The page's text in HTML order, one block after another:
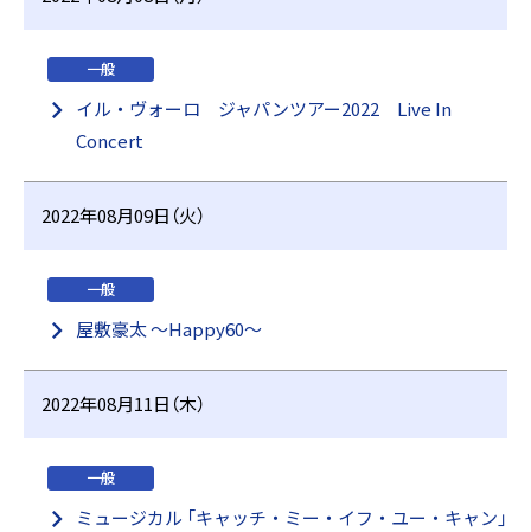
一般
イル・ヴォーロ ジャパンツアー2022 Live In
Concert
2022年08月09日（火）
一般
屋敷豪太 〜Happy60〜
2022年08月11日（木）
一般
ミュージカル 「キャッチ・ミー・イフ・ユー・キャン」